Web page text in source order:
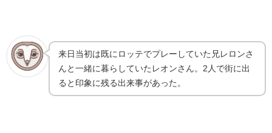
来日当初は既にロッテでプレーしていた兄レロンさ
んと一緒に暮らしていたレオンさん。2人で街に出
ると印象に残る出来事があった。